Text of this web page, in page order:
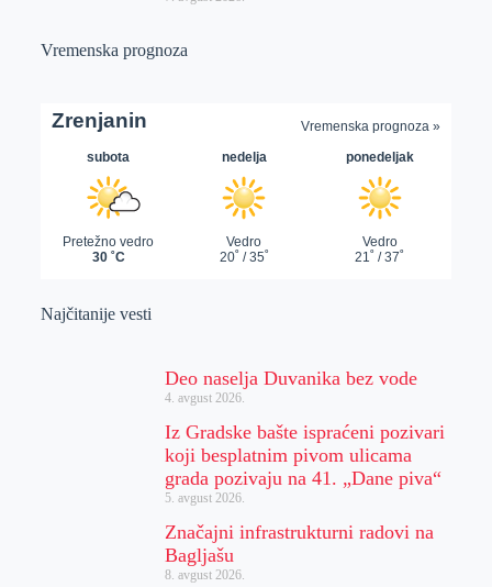
Vremenska prognoza
Najčitanije vesti
Deo naselja Duvanika bez vode
4. avgust 2026.
Iz Gradske bašte ispraćeni pozivari
koji besplatnim pivom ulicama
grada pozivaju na 41. „Dane piva“
5. avgust 2026.
Značajni infrastrukturni radovi na
Bagljašu
8. avgust 2026.